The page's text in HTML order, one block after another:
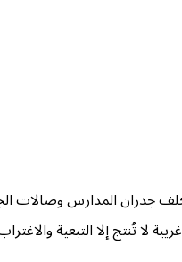
جدران المدارس وصالات
لا تُنتج إلا التبعية